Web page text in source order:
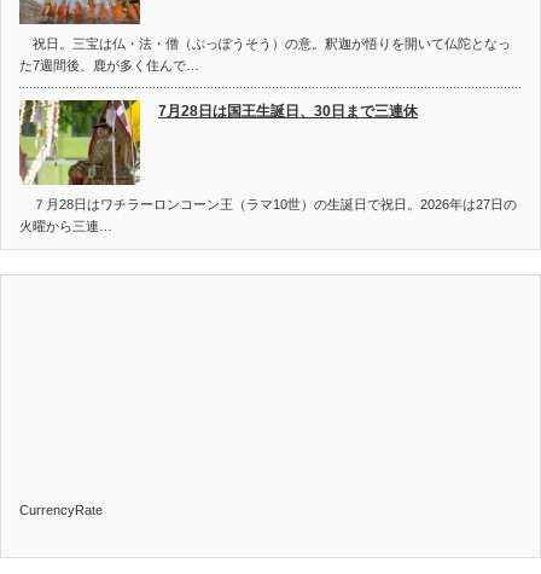
祝日。三宝は仏・法・僧（ぶっぽうそう）の意。釈迦が悟りを開いて仏陀となっ
た7週間後、鹿が多く住んで…
7月28日は国王生誕日、30日まで三連休
７月28日はワチラーロンコーン王（ラマ10世）の生誕日で祝日。2026年は27日の
火曜から三連…
CurrencyRate